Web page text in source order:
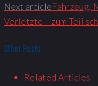
Next articleFahrzeug,
Verletzte – zum Teil
Other Posts
Related Articles